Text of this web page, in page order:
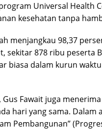
Universal Health
kesehatan tanpa
menjangkau 98,37
sekitar 878 ribu peserta
biasa dalam kurun
Fawait juga
hari yang sama.
Pembangunan”